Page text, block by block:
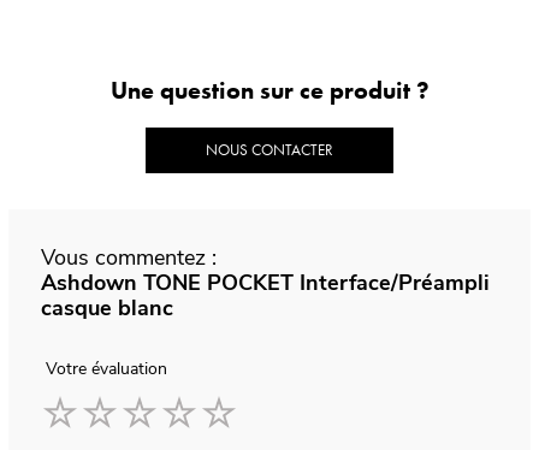
Une question sur ce produit ?
NOUS CONTACTER
Vous commentez :
Ashdown TONE POCKET Interface/Préampli
casque blanc
Votre évaluation